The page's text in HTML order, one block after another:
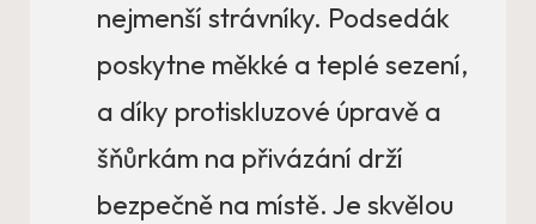
nejmenší strávníky. Podsedák
poskytne měkké a teplé sezení,
a díky protiskluzové úpravě a
šňůrkám na přivázání drží
bezpečně na místě. Je skvělou